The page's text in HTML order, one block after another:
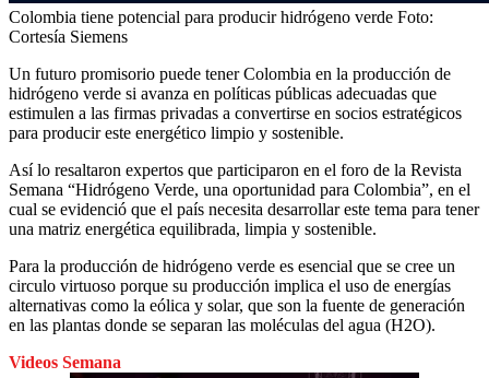
Colombia tiene potencial para producir hidrógeno verde Foto:
Cortesía Siemens
Un futuro promisorio puede tener Colombia en la producción de
hidrógeno verde si avanza en políticas públicas adecuadas que
estimulen a las firmas privadas a convertirse en socios estratégicos
para producir este energético limpio y sostenible.
Así lo resaltaron expertos que participaron en el foro de la Revista
Semana “Hidrógeno Verde, una oportunidad para Colombia”, en el
cual se evidenció que el país necesita desarrollar este tema para tener
una matriz energética equilibrada, limpia y sostenible.
Para la producción de hidrógeno verde es esencial que se cree un
circulo virtuoso porque su producción implica el uso de energías
alternativas como la eólica y solar, que son la fuente de generación
en las plantas donde se separan las moléculas del agua (H2O).
Videos Semana